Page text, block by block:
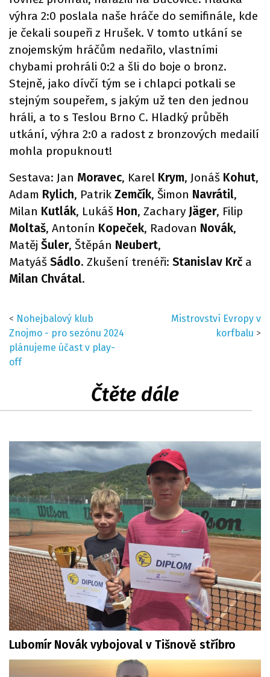
výhra 2:0 poslala naše hráče do semifinále, kde
je čekali soupeři z Hrušek. V tomto utkání se
znojemským hráčům nedařilo, vlastními
chybami prohráli 0:2 a šli do boje o bronz.
Stejně, jako dívčí tým se i chlapci potkali se
stejným soupeřem, s jakým už ten den jednou
hráli, a to s Teslou Brno C. Hladký průběh
utkání, výhra 2:0 a radost z bronzových medailí
mohla propuknout!
Sestava: Jan Moravec, Karel Krym, Jonáš Kohut,
Adam Rylich, Patrik Zemčík, Šimon Navrátil,
Milan Kutlák, Lukáš Hon, Zachary Jäger, Filip
Moltaš, Antonín Kopeček, Radovan Novák,
Matěj Šuler, Štěpán Neubert,
Matyáš Sádlo. Zkušení trenéři: Stanislav Krč a
Milan Chvátal.
< Nohejbalový klub
Znojmo - pro sezónu 2024
plánujeme účast v play-
off
Mistrovství Evropy v
korfbalu >
Čtěte dále
Lubomír Novák vybojoval v Tišnově stříbro